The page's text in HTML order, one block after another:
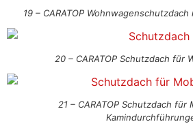
19 – CARATOP
20 – CARATOP Schutzdach für
21 – CARATOP Schutzdach für